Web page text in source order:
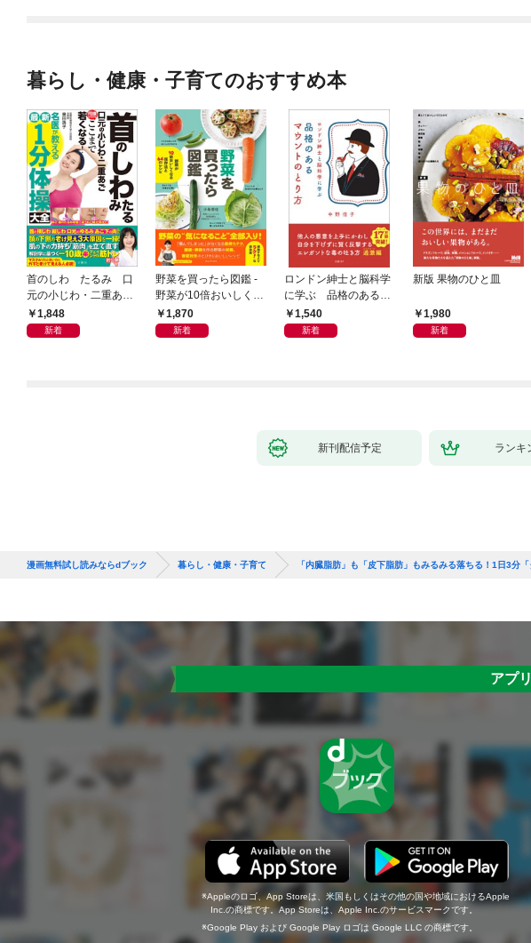
暮らし・健康・子育てのおすすめ本
首のしわ たるみ 口
元の小じわ・二重あ
ご 何歳からでもここ
まで若くなる！ 名医
1,848
新着
野菜を買ったら図鑑 -
野菜が10倍おいしくな
る保存法と64のレシピ
-
1,870
新着
ロンドン紳士と脳科学
に学ぶ 品格のあるマ
ウントのとり方
1,540
新着
新版 果物のひと皿
1,980
新着
新刊配信予定 ランキ
漫画無料試し読みならdブック 暮らし・健康・子育て 「内臓脂肪」も「皮下脂肪」もみるみる落ちる！1日3分「
アプ
Appleのロゴ、App Storeは、米国もしくはその他の国や地域におけるApple
Inc.の商標です。App Storeは、Apple Inc.のサービスマークです。
Google Play および Google Play ロゴは Google LLC の商標です。